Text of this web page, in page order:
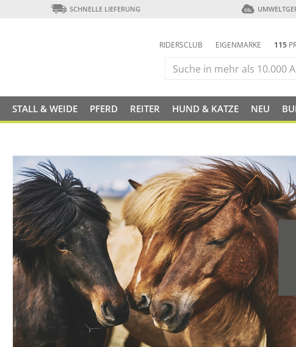
SCHNELLE LIEFERUNG
RIDERSCLUB EIGENMARKE 115
STALL & WEIDE PFERD REITER HUND & KATZE NEU